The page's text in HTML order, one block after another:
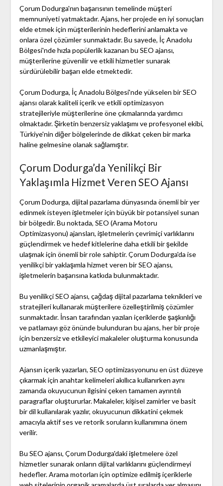
Çorum Dodurga'nın başarısının temelinde müşteri
memnuniyeti yatmaktadır. Ajans, her projede en iyi sonuçları
elde etmek için müşterilerinin hedeflerini anlamakta ve
onlara özel çözümler sunmaktadır. Bu sayede, İç Anadolu
Bölgesi'nde hızla popülerlik kazanan bu SEO ajansı,
müşterilerine güvenilir ve etkili hizmetler sunarak
sürdürülebilir başarı elde etmektedir.
Çorum Dodurga, İç Anadolu Bölgesi'nde yükselen bir SEO
ajansı olarak kaliteli içerik ve etkili optimizasyon
stratejileriyle müşterilerine öne çıkmalarında yardımcı
olmaktadır. Şirketin benzersiz yaklaşımı ve profesyonel ekibi,
Türkiye'nin diğer bölgelerinde de dikkat çeken bir marka
haline gelmesine olanak sağlamıştır.
Çorum Dodurga’da Yenilikçi Bir
Yaklaşımla Hizmet Veren SEO Ajansı
Çorum Dodurga, dijital pazarlama dünyasında önemli bir yer
edinmek isteyen işletmeler için büyük bir potansiyel sunan
bir bölgedir. Bu noktada, SEO (Arama Motoru
Optimizasyonu) ajansları, işletmelerin çevrimiçi varlıklarını
güçlendirmek ve hedef kitlelerine daha etkili bir şekilde
ulaşmak için önemli bir role sahiptir. Çorum Dodurga'da ise
yenilikçi bir yaklaşımla hizmet veren bir SEO ajansı,
işletmelerin başarısına katkıda bulunmaktadır.
Bu yenilikçi SEO ajansı, çağdaş dijital pazarlama teknikleri ve
stratejileri kullanarak müşterilere özelleştirilmiş çözümler
sunmaktadır. İnsan tarafından yazılan içeriklerde şaşkınlığı
ve patlamayı göz önünde bulunduran bu ajans, her bir proje
için benzersiz ve etkileyici makaleler oluşturma konusunda
uzmanlaşmıştır.
Ajansın içerik yazarları, SEO optimizasyonunu en üst düzeye
çıkarmak için anahtar kelimeleri akıllıca kullanırken aynı
zamanda okuyucunun ilgisini çeken tamamen ayrıntılı
paragraflar oluştururlar. Makaleler, kişisel zamirler ve basit
bir dil kullanılarak yazılır, okuyucunun dikkatini çekmek
amacıyla aktif ses ve retorik soruların kullanımına önem
verilir.
Bu SEO ajansı, Çorum Dodurga'daki işletmelere özel
hizmetler sunarak onların dijital varlıklarını güçlendirmeyi
hedefler. Arama motorları için optimize edilmiş içeriklerle